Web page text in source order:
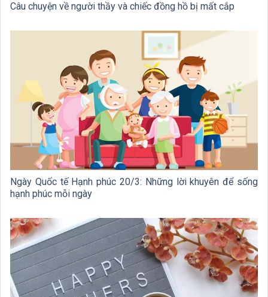
Câu chuyện về người thầy và chiếc đồng hồ bị mất cắp
Ngày Quốc tế Hạnh phúc 20/3: Những lời khuyên để sống
hạnh phúc mỗi ngày